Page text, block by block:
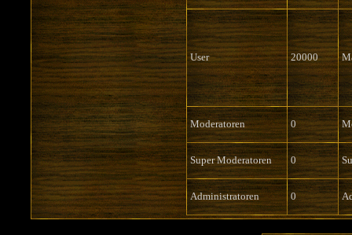
User 20000
Moderatoren 0
Super Moderatoren 0
Administratoren 0